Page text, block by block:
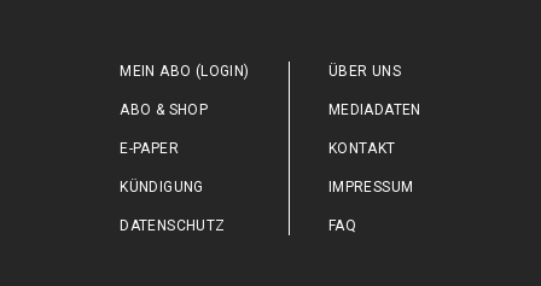
MEIN ABO (LOGIN)
ABO & SHOP
E-PAPER
KÜNDIGUNG
DATENSCHUTZ
ÜBER UNS
MEDIADATEN
KONTAKT
IMPRESSUM
FAQ